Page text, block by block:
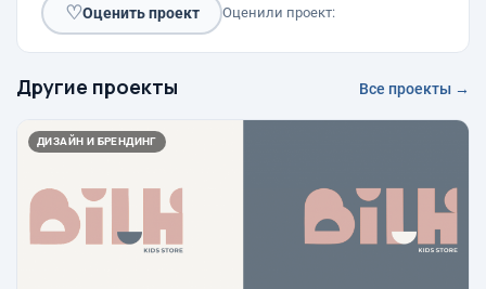
♡Оценить проект Оценили проект:
Другие проекты Все проекты →
ДИЗАЙН И БРЕНДИНГ